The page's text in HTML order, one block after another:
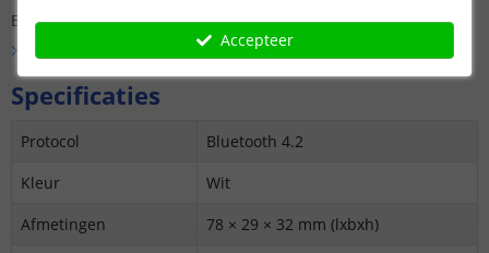
Er is nog geen vraag gesteld over dit product.
Bekijk alle
Vraag & antwoord
Specificaties
Protocol
Bluetooth 4.2
Kleur
Wit
Afmetingen
78 × 29 × 32 mm (lxbxh)
Accepteer